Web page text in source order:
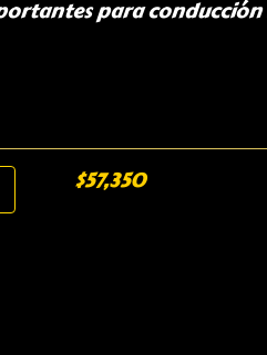
para conducción
$57,350